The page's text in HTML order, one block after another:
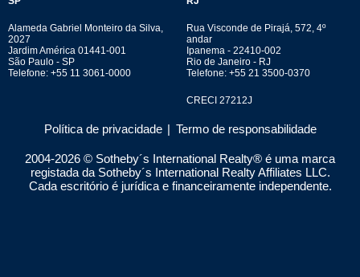
Alameda Gabriel Monteiro da Silva,
2027
Jardim América 01441-001
São Paulo - SP
Telefone: +55 11 3061-0000
Rua Visconde de Pirajá, 572, 4º
andar
Ipanema - 22410-002
Rio de Janeiro - RJ
Telefone: +55 21 3500-0370
CRECI 27212J
Política de privacidade | Termo de responsabilidade
2004-2026 © Sotheby´s International Realty® é uma marca
registada da Sotheby´s International Realty Affiliates LLC.
Cada escritório é jurídica e financeiramente independente.